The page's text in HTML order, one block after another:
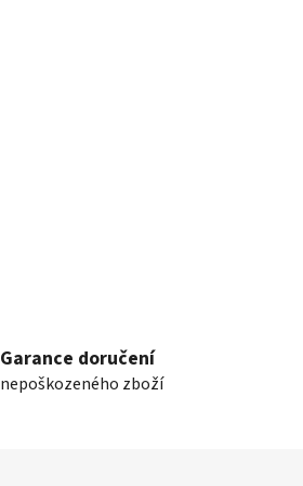
Garance doručení
nepoškozeného zboží